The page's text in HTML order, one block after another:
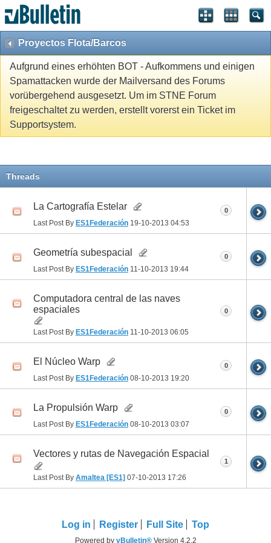
Proyectos Flota/Barcos
Aufgrund eines erhöhten BOT - Aufkommens und einigen
Spamattacken wurde der Mailversand des Forums
vorübergehend ausgesetzt. Um im STNE Forum
freigeschaltet zu werden, erstellt vorerst ein Ticket im
Supportsystem.
Threads
La Cartografía Estelar
Last Post By ES1Federación 19-10-2013 04:53
0
Geometría subespacial
Last Post By ES1Federación 11-10-2013 19:44
0
Computadora central de las naves
espaciales
Last Post By ES1Federación 11-10-2013 06:05
0
El Núcleo Warp
Last Post By ES1Federación 08-10-2013 19:20
0
La Propulsión Warp
Last Post By ES1Federación 08-10-2013 03:07
0
Vectores y rutas de Navegación Espacial
Last Post By Amaltea [ES1] 07-10-2013 17:26
1
Log in Register Full Site Top
Powered by vBulletin®Version 4.2.2